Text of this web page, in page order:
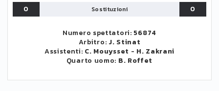
0
Sostituzioni 0
Numero spettatori: 56874
Arbitro: J. Stinat
Assistenti: C. Mouysset - H. Zakrani
Quarto uomo: B. Roffet